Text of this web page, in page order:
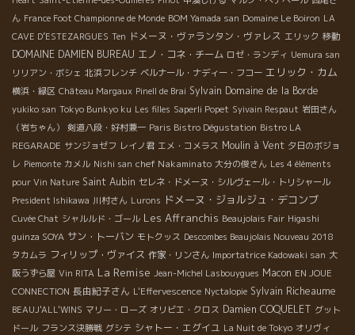
ん France Foot Championne de Monde BOM Yamada san Domaine Le Boiron LA
CAVE D’ESTEZARGUES Ten ドメーヌ・ヴァランタン・ヴァレス エリック 移動
DOMAINE DAMIEN BUREAU エノ・コネ・チーム ロゼ・ランディ Uemura san
リリアン・ボシェ 北浜フレンチ ベルナール・ナディー・フコー エリック・カム
横浜・緑区 Château Margaux Pinell de Brai Sylvain Domaine de la Borde
yukiko san Tokyo Bunkyo ku Les filles Saperli Popet Syivain Respaut 岩田さん
（岩ちゃん）
剣道八段・好村兼一 Paris Bistro Dégustation Bistro LA
REGARADE サンジョゼフ レイノ君 エメ・コメラス Moulin à Vent 夕日のボジョ
レ Piemonte カメル Nishi san chef Nakaminato 大分の俊さん Les 4 éléments
pour Vin Nature Saint Aubin セレネ・ドメーヌ・シルヴェール・トリシャール
President Ishikawa 川村さん Lurons ドメーヌ・ジョルジュ・デコンブ
Cuvée Chat シャルルド・ゴール Les Affranchis Beaujolais Fair Higashi
guinza SOYA サン・トーバン モトクッス Descombes Beaujolais Nouveau 2018
タカムラ フィリップ・ヴァイス 作家・リンさん Importatrice Kadowaki san 大
阪うずら屋 Vin RITA La Remise Jean-Michel Lasbouygues Macon EN JOUE
CONNECTION 長由紀子さん L'Effervescence Nyctalopie Sylvain Richeaume
BEAUJ'ALL'WINS マリー・ローズ オリビエ・クロス Damien COQUELET グット
ドール フランス決勝戦 グシテ シャトー・エグイユ La Nuit de Tokyo オリヴィ